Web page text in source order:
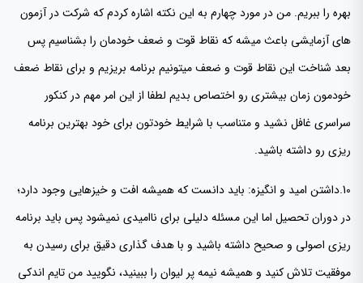
بهره را ببریم. من در مورد چهارم به این نکته اشاره کردم که شرکت در آزمون
های آزمایشی باعث میشه که نقاط قوت و ضعف خودمان را بشناسیم پس
بعد شناخت این نقاط قوت و ضعف میتونیم برنامه بریزیم و برای نقاط ضعف
خودمون زمان بیشتری رو اختصاص بدیم لطفا از این امر مهم در کنکور
سراسری غافل نشید و متناسب با شرایط خودتون برای خود بهترین برنامه
ریزی رو داشته باشید.
10.داشتن امید و انگیزه: باید دانست که همیشه افت و خیزهایی وجود دارد؛
در دوران تحصیل اما این مسئله دلیلی برای ناامیدی نمیشود پس باید برنامه
ریزی اصولی و صحیح داشته باشید و با هدف گذاری دقیق برای رسیدن به
موفقیت تلاش کنید و همیشه نیمه پر لیوان را ببینید، نگویید من تایم اندکی